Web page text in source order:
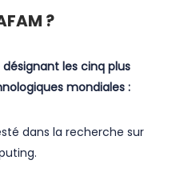
?
les cinq plus
mondiales :
dans la recherche sur